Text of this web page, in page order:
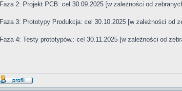
Faza 2: Projekt PCB: cel 30.09.2025 [w zależności od
Faza 3: Prototypy Produkcja: cel 30.10.2025 [w zależności od
Faza 4: Testy prototypów.: cel 30.11.2025 [w zależności od